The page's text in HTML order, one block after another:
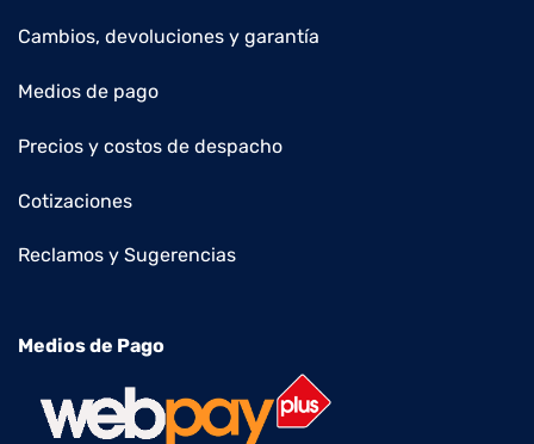
Cambios, devoluciones y garantía
Medios de pago
Precios y costos de despacho
Cotizaciones
Reclamos y Sugerencias
Medios de Pago